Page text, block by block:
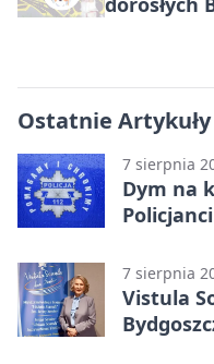
Ostatnie Artykuły
7 sierpnia
Dym na
7 sierpnia
Vistula